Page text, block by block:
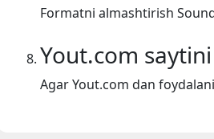
Formatni almashtirish
Yout.com
Agar Yout.com dan